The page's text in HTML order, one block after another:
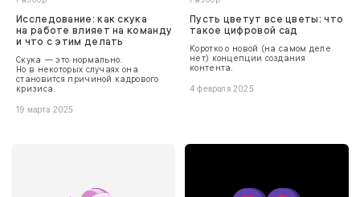
Исследование: как скука
на работе влияет на команду
и что с этим делать
Скука — это нормально.
Но в некоторых случаях она
становится причиной кадрового
кризиса.
19 марта 2025
Пусть цветут все цветы: что
такое цифровой сад
Коротко о новой (на самом деле
нет) концепции создания
контента.
4 февраля 2025